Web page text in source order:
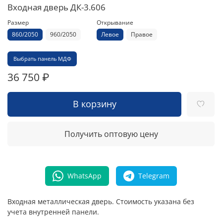
Входная дверь ДК-3.606
Размер
860/2050
960/2050
Открывание
Левое
Правое
Выбрать панель МДФ
36 750 ₽
В корзину
Получить оптовую цену
WhatsApp Telegram
Входная металлическая дверь. Стоимость указана без
учета внутренней панели.